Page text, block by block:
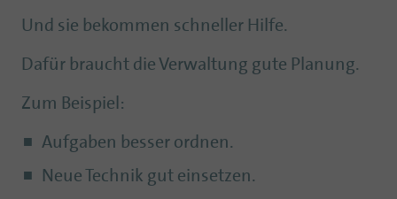
Und sie bekommen schneller Hilfe.
Dafür braucht die Verwaltung gute Planung.
Zum Beispiel:
Aufgaben besser ordnen.
Neue Technik gut einsetzen.